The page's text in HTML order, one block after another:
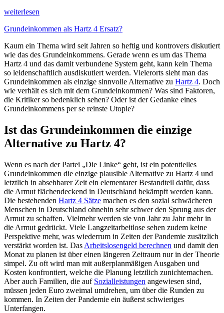
weiterlesen
Grundeinkommen als Hartz 4 Ersatz?
Kaum ein Thema wird seit Jahren so heftig und kontrovers diskutiert
wie das des Grundeinkommens. Gerade wenn es um das Thema
Hartz 4 und das damit verbundene System geht, kann kein Thema
so leidenschaftlich ausdiskutiert werden. Vielerorts sieht man das
Grundeinkommen als einzige sinnvolle Alternative zu Hartz 4. Doch
wie verhält es sich mit dem Grundeinkommen? Was sind Faktoren,
die Kritiker so bedenklich sehen? Oder ist der Gedanke eines
Grundeinkommens per se reinste Utopie?
Ist das Grundeinkommen die einzige
Alternative zu Hartz 4?
Wenn es nach der Partei „Die Linke“ geht, ist ein potentielles
Grundeinkommen die einzige plausible Alternative zu Hartz 4 und
letztlich in absehbarer Zeit ein elementarer Bestandteil dafür, dass
die Armut flächendeckend in Deutschland bekämpft werden kann.
Die bestehenden Hartz 4 Sätze machen es den sozial schwächeren
Menschen in Deutschland ohnehin sehr schwer den Sprung aus der
Armut zu schaffen. Vielmehr werden sie von Jahr zu Jahr mehr in
die Armut gedrückt. Viele Langzeitarbeitlose sehen zudem keine
Perspektive mehr, was wiederrum in Zeiten der Pandemie zusätzlich
verstärkt worden ist. Das Arbeitslosengeld berechnen und damit den
Monat zu planen ist über einen längeren Zeitraum nur in der Theorie
simpel. Zu oft wird man mit außerplanmäßigen Ausgaben und
Kosten konfrontiert, welche die Planung letztlich zunichtemachen.
Aber auch Familien, die auf Sozialleistungen angewiesen sind,
müssen jeden Euro zweimal umdrehen, um über die Runden zu
kommen. In Zeiten der Pandemie ein äußerst schwieriges
Unterfangen.